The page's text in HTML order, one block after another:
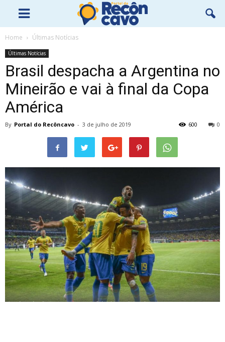
Home Últimas Notícias
Últimas Notícias
Brasil despacha a Argentina no
Mineirão e vai à final da Copa
América
By Portal do Recôncavo - 3 de julho de 2019 0
600